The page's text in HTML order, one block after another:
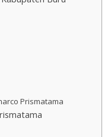
Prismatama